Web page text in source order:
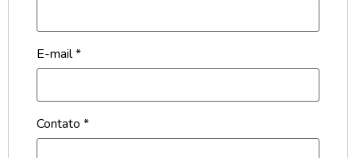
E-mail*
Contato *